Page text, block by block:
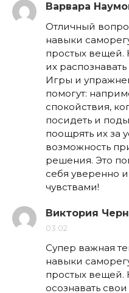
Варвара
Отличный
навыки
простых вещей.
их
Игры и
помогут:
спокойствия,
посидеть и
поощрять их за
возможность
решения. Это
себя уверенно
чувствами!
Виктория
03:02
Супер важная
навыки
простых вещей.
осознавать